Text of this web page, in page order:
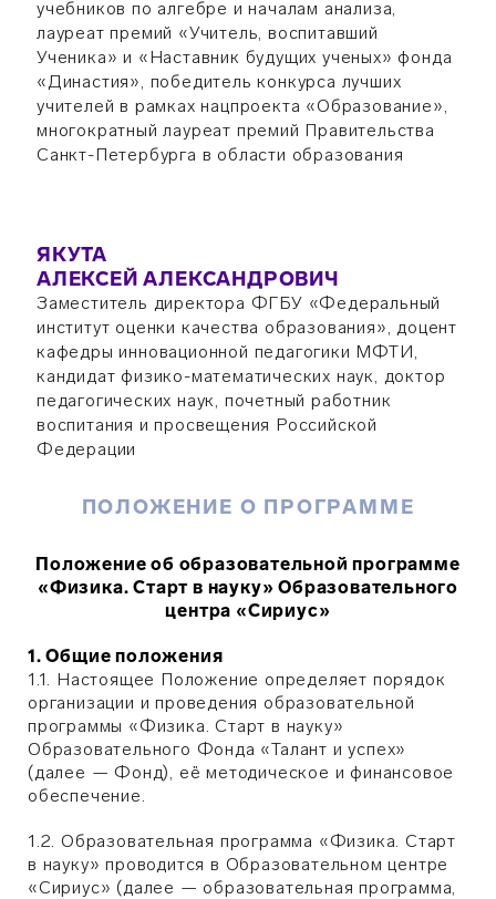
учебников по алгебре и началам анализа,
лауреат премий «Учитель, воспитавший
Ученика» и «Наставник будущих ученых» фонда
«Династия», победитель конкурса лучших
учителей в рамках нацпроекта «Образование»,
многократный лауреат премий Правительства
Санкт-Петербурга в области образования
ЯКУТА
АЛЕКСЕЙ АЛЕКСАНДРОВИЧ
Заместитель директора ФГБУ «Федеральный
институт оценки качества образования», доцент
кафедры инновационной педагогики МФТИ,
кандидат физико-математических наук, доктор
педагогических наук, почетный работник
воспитания и просвещения Российской
Федерации
ПОЛОЖЕНИЕ О ПРОГРАММЕ
Положение об образовательной программе
«Физика. Старт в науку» Образовательного
центра «Сириус»
1. Общие положения
1.1. Настоящее Положение определяет порядок
организации и проведения образовательной
программы «Физика. Старт в науку»
Образовательного Фонда «Талант и успех»
(далее — Фонд), её методическое и финансовое
обеспечение.
1.2. Образовательная программа «Физика. Старт
в науку» проводится в Образовательном центре
«Сириус» (далее — образовательная программа,